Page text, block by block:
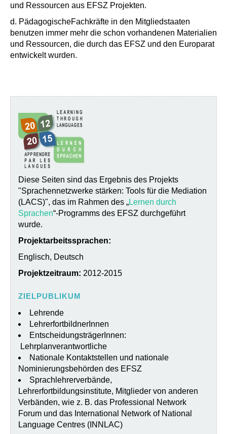
und Ressourcen aus EFSZ Projekten.
d. PädagogischeFachkräfte in den Mitgliedstaaten
benutzen immer mehr die schon vorhandenen Materialien
und Ressourcen, die durch das EFSZ und den Europarat
entwickelt wurden.
Diese Seiten sind das Ergebnis des Projekts
"Sprachennetzwerke stärken: Tools für die Mediation
(LACS)", das im Rahmen des „Lernen durch
Sprachen“-Programms des EFSZ durchgeführt
wurde.
Projektarbeitssprachen:
Englisch, Deutsch
Projektzeitraum: 2012-2015
ZIELPUBLIKUM
Lehrende
LehrerfortbildnerInnen
EntscheidungsträgerInnen:
Lehrplanverantwortliche
Nationale Kontaktstellen und nationale
Nominierungsbehörden des EFSZ
Sprachlehrerverbände,
Lehrerfortbildungsinstitute, Mitglieder von anderen
Verbänden, wie z. B. das Professional Network
Forum und das International Network of National
Language Centres (INNLAC)